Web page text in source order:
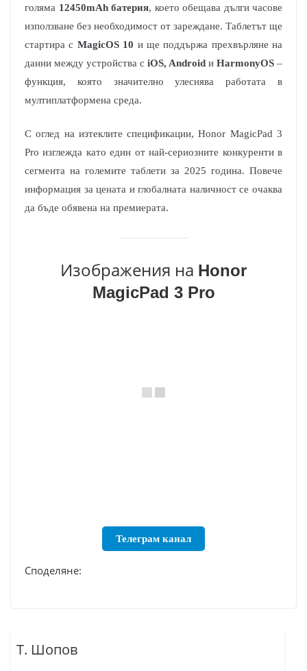
голяма 12450mAh батерия, което обещава дълги часове
използване без необходимост от зареждане. Таблетът ще
стартира с MagicOS 10 и ще поддържа прехвърляне на
данни между устройства с iOS, Android и HarmonyOS –
функция, която значително улеснява работата в
мултиплатформена среда.
С оглед на изтеклите спецификации, Honor MagicPad 3
Pro изглежда като един от най-сериозните конкуренти в
сегмента на големите таблети за 2025 година. Повече
информация за цената и глобалната наличност се очаква
да бъде обявена на премиерата.
Изображения на Honor
MagicPad 3 Pro
Телеграм канал
Споделяне:
Т. Шопов